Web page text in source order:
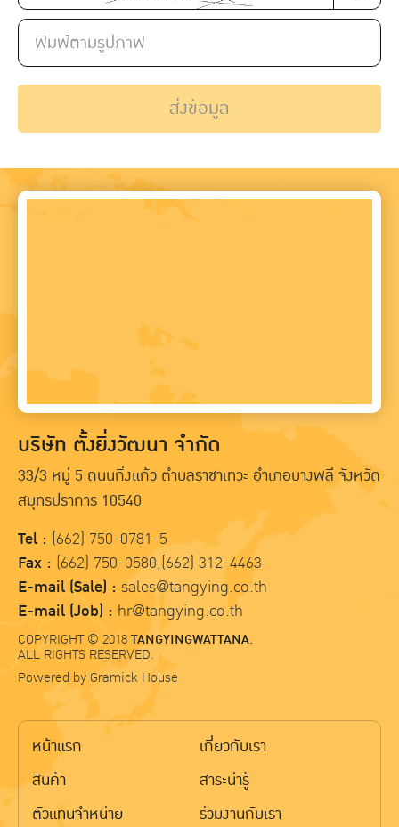
ส่งข้อมูล
บริษัท ตั้งยิ่งวัฒนา จำกัด
33/3 หมู่ 5 ถนนกิ่งแก้ว ตำบลราชาเทวะ อำเภอบางพลี จังหวัด
สมุทรปราการ 10540
Tel : (662) 750-0781-5
Fax : (662) 750-0580,(662) 312-4463
E-mail (Sale) : sales@tangying.co.th
E-mail (Job) : hr@tangying.co.th
COPYRIGHT © 2018TANGYINGWATTANA.
ALL RIGHTS RESERVED.
Powered byGramick House
หน้าแรก
เกี่ยวกับเรา
สินค้า
สาระน่ารู้
ตัวแทนจำหน่าย
ร่วมงานกับเรา